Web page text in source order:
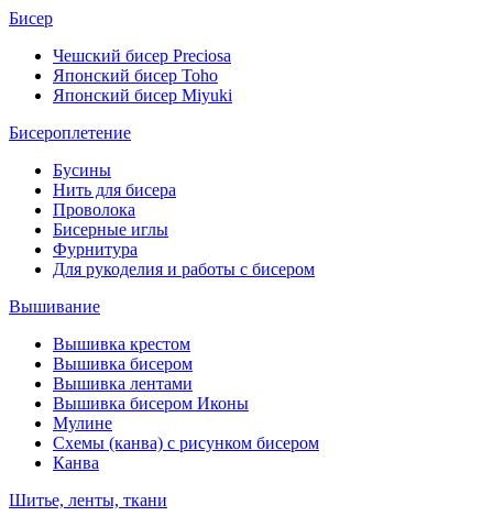
Бисер
Чешский бисер Preciosa
Японский бисер Toho
Японский бисер Miyuki
Бисероплетение
Бусины
Нить для бисера
Проволока
Бисерные иглы
Фурнитура
Для рукоделия и работы с бисером
Вышивание
Вышивка крестом
Вышивка бисером
Вышивка лентами
Вышивка бисером Иконы
Мулине
Схемы (канва) с рисунком бисером
Канва
Шитье, ленты, ткани